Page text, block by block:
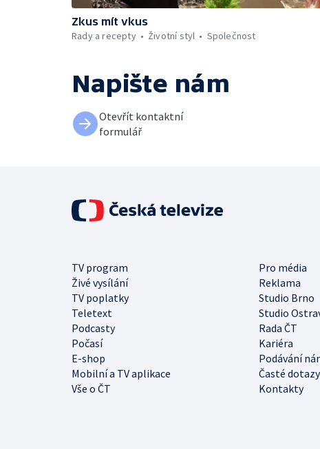
Zkus mít vkus
Rady a recepty
Životní styl Společnost
Napište nám
Otevřít kontaktní
formulář
TV program
Pro média
Živé vysílání
Reklama
TV poplatky
Studio Brno
Teletext
Studio
Podcasty
Rada ČT
Počasí
Kariéra
E-shop
Podávání
Mobilní a TV aplikace
Časté dotazy
Vše o ČT
Kontakty